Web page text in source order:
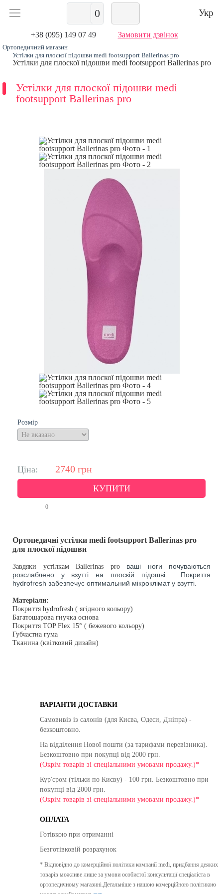
0 Укр
+38 (095) 149 07 49 Замовити дзвінок
Ортопедичний магазин
Устілки для плоскої підошви medi footsupport Ballerinas pro
Устілки для плоскої підошви medi footsupport Ballerinas pro
Устілки для плоскої підошви medi
footsupport Ballerinas pro
Розмір
Ціна: 2740 грн
КУПИТИ
0
Ортопедичні устілки medi footsupport Ballerinas pro
для плоскої підошви
Завдяки устілкам Ballerinas pro ваші ноги почуваються
розслаблено у взутті на плоскій підошві. Покриття
hydrofresh забезпечує оптимальний мікроклімат у взутті.
Матеріали:
Покриття hydrofresh ( ягідного кольору)
Багатошарова гнучка основа
Покриття TOP Flex 15° ( бежевого кольору)
Губчастна гума
Тканина (квітковий дизайн)
ВАРІАНТИ ДОСТАВКИ
Самовивіз із салонів (для Києва, Одеси, Дніпра) -
безкоштовно.
На відділення Нової пошти (за тарифами перевізника).
Безкоштовно при покупці від 2000 грн.
(Окрім товарів зі спеціальними умовами продажу.)*
Кур'єром (тільки по Києву) - 100 грн. Безкоштовно при
покупці від 2000 грн.
(Окрім товарів зі спеціальними умовами продажу.)*
ОПЛАТА
Готівкою при отриманні
Безготівковій розрахунок
* Відповідно до комерційної політики компанії medi, придбання деяких
товарів можливе лише за умови особистої консультації спеціаліста в
ортопедичному магазині.Детальніше з нашою комерційною політикою